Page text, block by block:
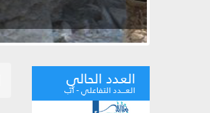
العدد الحالي
العـــدد التفاعلي - آب